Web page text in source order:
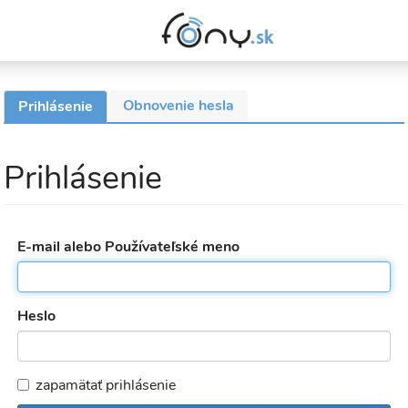
Primárne
Prihlásenie (aktívna
karta)
Obnovenie hesla
Prihlásenie
E-mail alebo Používateľské meno
Heslo
zapamätať prihlásenie